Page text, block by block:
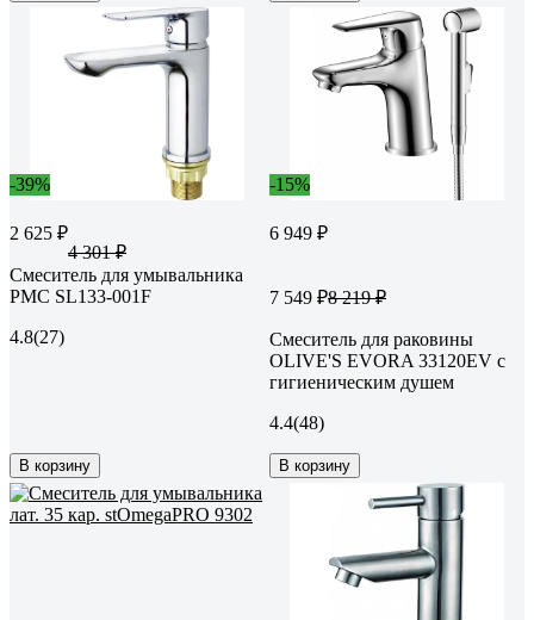
-39%
2 625 ₽
4 301 ₽
Смеситель для умывальника
РМС SL133-001F
4.8(27)
В корзину
-15%
6 949 ₽
7 549 ₽8 219 ₽
Смеситель для раковины
OLIVE'S EVORA 33120EV с
гигиеническим душем
4.4(48)
В корзину